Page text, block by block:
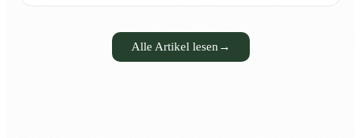
Alle Artikel lesen →